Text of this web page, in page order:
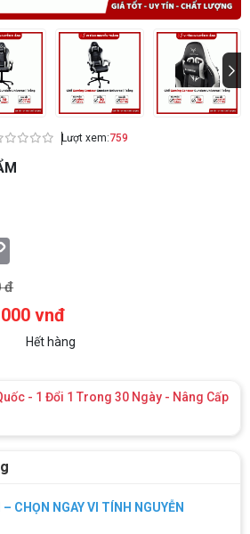
Lượt xem:759
đ
vnđ
Hết hàng
- 1 Đổi 1 Trong 30 Ngày - Nâng Cấp
CHỌN NGAY VI TÍNH NGUYỄN